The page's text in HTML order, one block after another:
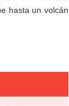
hasta un volcán